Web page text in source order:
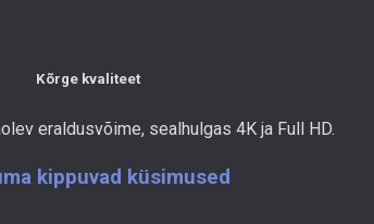
Kõrge kvaliteet
eraldusvõime, sealhulgas 4K ja Full HD.
kippuvad küsimused